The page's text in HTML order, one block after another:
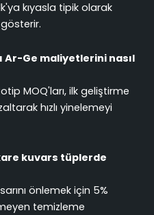
kıyasla tipik olarak
Ar-Ge maliyetlerini nasıl
MOQ'ları, ilk geliştirme
hızlı yinelemeyi
kuvars tüplerde
önlemek için 5%
temizleme